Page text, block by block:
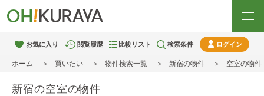
お気に入り 閲覧履歴 比較リスト 検索条件 ログイン
ホーム 買いたい 物件検索一覧 新宿の物件 空室の物件
新宿の空室の物件